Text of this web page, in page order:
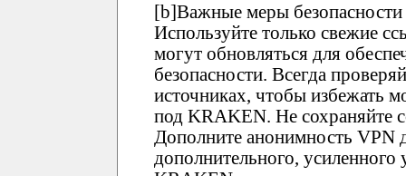
[b]Важные меры
Используйте только свежие
могут обновляться для
безопасности. Всегда
источниках, чтобы избежать
под KRAKEN. Не сохраняйте
Дополните анонимность VPN
дополнительного,